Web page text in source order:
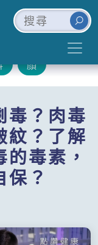
顏
毒？肉毒
紋？了解
毒素，
保？